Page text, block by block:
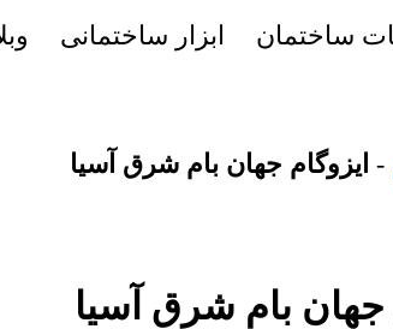
ساختمان ابزار ساختمانی
- ایزوگام جهان بام شرق آسیا
جهان بام شرق آسیا